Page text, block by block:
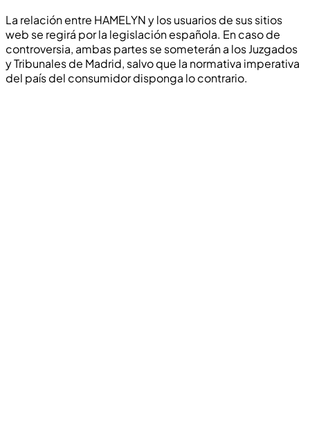
La relación entre HAMELYN y los usuarios de sus sitios
web se regirá por la legislación española. En caso de
controversia, ambas partes se someterán a los Juzgados
y Tribunales de Madrid, salvo que la normativa imperativa
del país del consumidor disponga lo contrario.